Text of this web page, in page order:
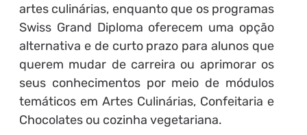
artes culinárias, enquanto que os programas
Swiss Grand Diploma oferecem uma opção
alternativa e de curto prazo para alunos que
querem mudar de carreira ou aprimorar os
seus conhecimentos por meio de módulos
temáticos em Artes Culinárias, Confeitaria e
Chocolates ou cozinha vegetariana.